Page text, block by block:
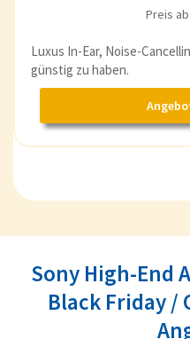
Preis ab
Luxus In-Ear, Noise-
günstig zu haben.
Sony High-End
Black Friday /